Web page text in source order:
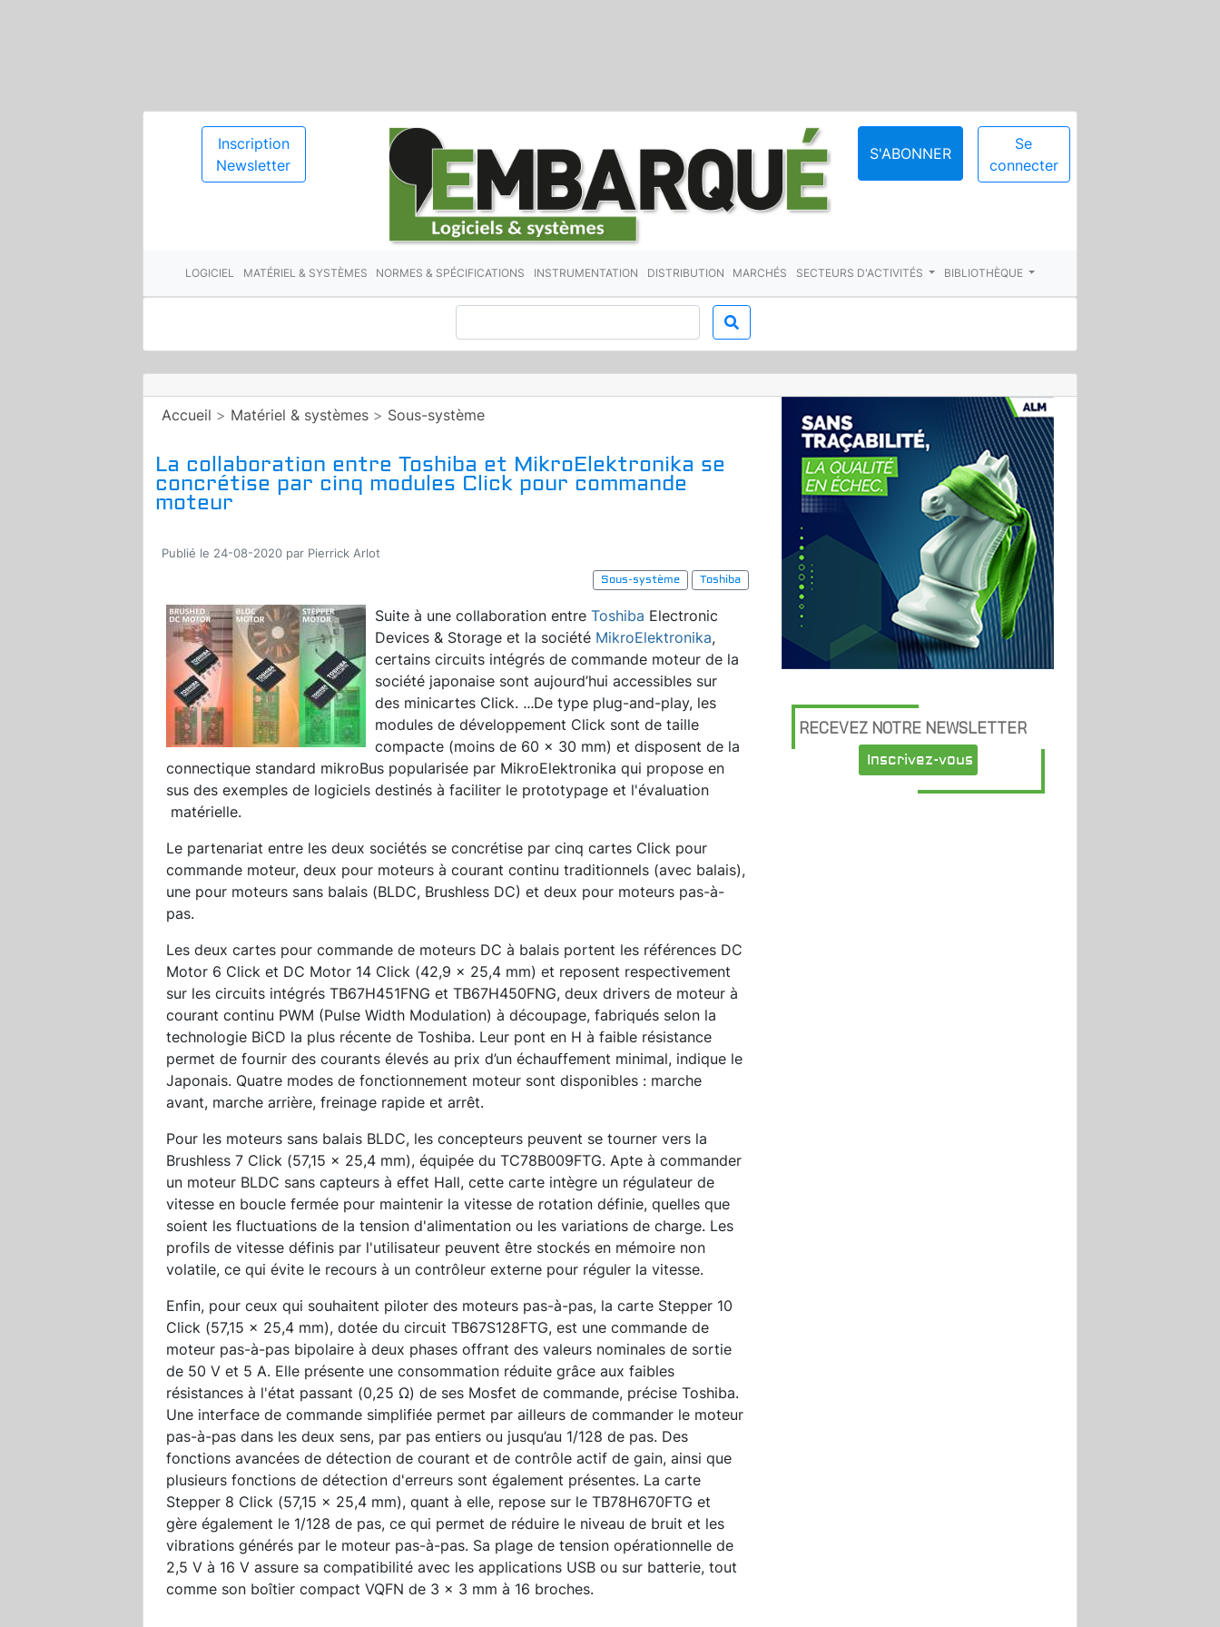
Inscription
Newsletter
S'ABONNER
Se
connecter
LOGICIEL MATÉRIEL & SYSTÈMES NORMES & SPÉCIFICATIONS INSTRUMENTATION DISTRIBUTION MARCHÉS SECTEURS D'ACTIVITÉS BIBLIOTHÈQUE
Accueil > Matériel & systèmes > Sous-système
La collaboration entre Toshiba et MikroElektronika se
concrétise par cinq modules Click pour commande
moteur
Publié le 24-08-2020 par Pierrick Arlot
Sous-système
Toshiba
Suite à une collaboration entre Toshiba Electronic
Devices & Storage et la société MikroElektronika,
certains circuits intégrés de commande moteur de la
société japonaise sont aujourd’hui accessibles sur
des minicartes Click. ...De type plug-and-play, les
modules de développement Click sont de taille
compacte (moins de 60 x 30 mm) et disposent de la
connectique standard mikroBus popularisée par MikroElektronika qui propose en
sus des exemples de logiciels destinés à faciliter le prototypage et l'évaluation
matérielle.
Le partenariat entre les deux sociétés se concrétise par cinq cartes Click pour
commande moteur, deux pour moteurs à courant continu traditionnels (avec balais),
une pour moteurs sans balais (BLDC, Brushless DC) et deux pour moteurs pas-à-
pas.
Les deux cartes pour commande de moteurs DC à balais portent les références DC
Motor 6 Click et DC Motor 14 Click (42,9 x 25,4 mm) et reposent respectivement
sur les circuits intégrés TB67H451FNG et TB67H450FNG, deux drivers de moteur à
courant continu PWM (Pulse Width Modulation) à découpage, fabriqués selon la
technologie BiCD la plus récente de Toshiba. Leur pont en H à faible résistance
permet de fournir des courants élevés au prix d’un échauffement minimal, indique le
Japonais. Quatre modes de fonctionnement moteur sont disponibles : marche
avant, marche arrière, freinage rapide et arrêt.
Pour les moteurs sans balais BLDC, les concepteurs peuvent se tourner vers la
Brushless 7 Click (57,15 x 25,4 mm), équipée du TC78B009FTG. Apte à commander
un moteur BLDC sans capteurs à effet Hall, cette carte intègre un régulateur de
vitesse en boucle fermée pour maintenir la vitesse de rotation définie, quelles que
soient les fluctuations de la tension d'alimentation ou les variations de charge. Les
profils de vitesse définis par l'utilisateur peuvent être stockés en mémoire non
volatile, ce qui évite le recours à un contrôleur externe pour réguler la vitesse.
Enfin, pour ceux qui souhaitent piloter des moteurs pas-à-pas, la carte Stepper 10
Click (57,15 x 25,4 mm), dotée du circuit TB67S128FTG, est une commande de
moteur pas-à-pas bipolaire à deux phases offrant des valeurs nominales de sortie
de 50 V et 5 A. Elle présente une consommation réduite grâce aux faibles
résistances à l'état passant (0,25 Ω) de ses Mosfet de commande, précise Toshiba.
Une interface de commande simplifiée permet par ailleurs de commander le moteur
pas-à-pas dans les deux sens, par pas entiers ou jusqu’au 1/128 de pas. Des
fonctions avancées de détection de courant et de contrôle actif de gain, ainsi que
plusieurs fonctions de détection d'erreurs sont également présentes. La carte
Stepper 8 Click (57,15 x 25,4 mm), quant à elle, repose sur le TB78H670FTG et
gère également le 1/128 de pas, ce qui permet de réduire le niveau de bruit et les
vibrations générés par le moteur pas-à-pas. Sa plage de tension opérationnelle de
2,5 V à 16 V assure sa compatibilité avec les applications USB ou sur batterie, tout
comme son boîtier compact VQFN de 3 x 3 mm à 16 broches.
RECEVEZ NOTRE NEWSLETTER
Inscrivez-vous